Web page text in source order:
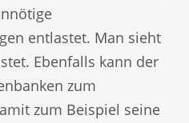
entlastet. Man sieht
Ebenfalls kann der
zum
zum Beispiel seine